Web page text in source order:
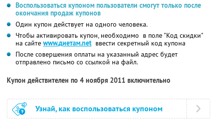
Воспользоваться купоном пользователи смогут только после
окончания продаж купонов
Один купон действует на одного человека.
Чтобы активировать купон, необходимо в поле "Код скидки"
на сайте www.диетам.net ввести секретный код купона
После совершения оплаты на указанный адрес будет
отправлено письмо со ссылкой на файл.
Купон действителен по 4 ноября 2011 включительно
Узнай, как воспользоваться купоном